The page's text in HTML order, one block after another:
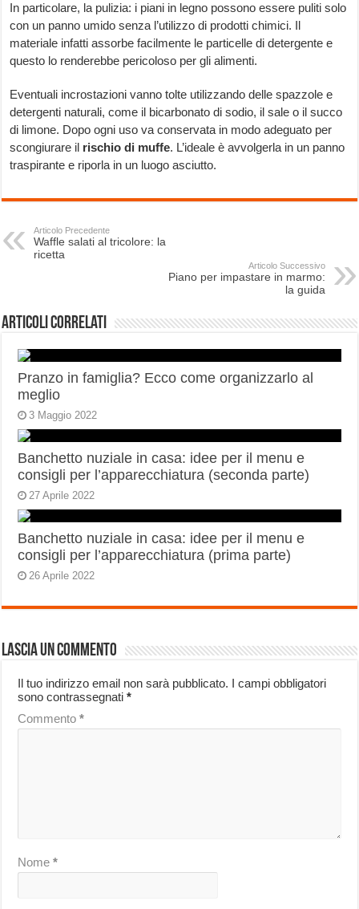
In particolare, la pulizia: i piani in legno possono essere puliti solo
con un panno umido senza l’utilizzo di prodotti chimici. Il
materiale infatti assorbe facilmente le particelle di detergente e
questo lo renderebbe pericoloso per gli alimenti.
Eventuali incrostazioni vanno tolte utilizzando delle spazzole e
detergenti naturali, come il bicarbonato di sodio, il sale o il succo
di limone. Dopo ogni uso va conservata in modo adeguato per
scongiurare il rischio di muffe. L’ideale è avvolgerla in un panno
traspirante e riporla in un luogo asciutto.
Articolo Precedente
Waffle salati al tricolore: la
ricetta
Articolo Successivo
Piano per impastare in marmo:
la guida
Articoli correlati
Pranzo in famiglia? Ecco come organizzarlo al
meglio
3 Maggio 2022
Banchetto nuziale in casa: idee per il menu e
consigli per l’apparecchiatura (seconda parte)
27 Aprile 2022
Banchetto nuziale in casa: idee per il menu e
consigli per l’apparecchiatura (prima parte)
26 Aprile 2022
Lascia un commento
Il tuo indirizzo email non sarà pubblicato. I campi obbligatori
sono contrassegnati*
Commento*
Nome*